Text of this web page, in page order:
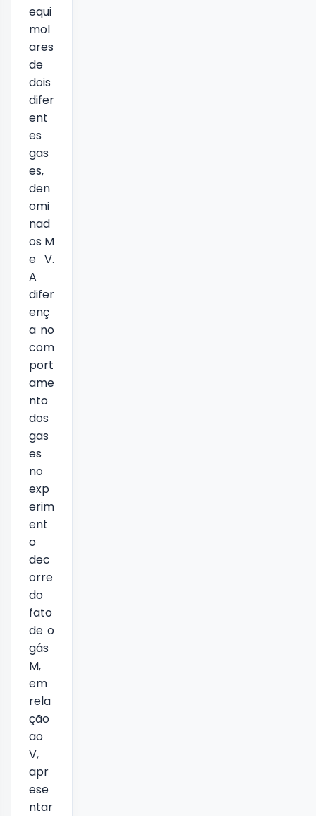
equi
mol
ares
de
dois
difer
ent
es
gas
es,
den
omi
nad
os M
e V.
A
difer
enç
a no
com
port
ame
nto
dos
gas
es
no
exp
erim
ent
o
dec
orre
do
fato
de o
gás
M,
em
rela
ção
ao
V,
apr
ese
ntar